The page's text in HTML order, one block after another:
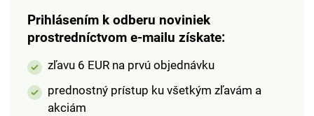
Prihlásením k odberu noviniek
prostredníctvom e-mailu získate:
zľavu 6 EUR na prvú objednávku
prednostný prístup ku všetkým zľavám a
akciám